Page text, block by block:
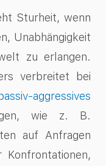
Sturheit, wenn
Unabhängigkeit
zu erlangen.
verbreitet bei
aggressives
wie z. B.
auf Anfragen